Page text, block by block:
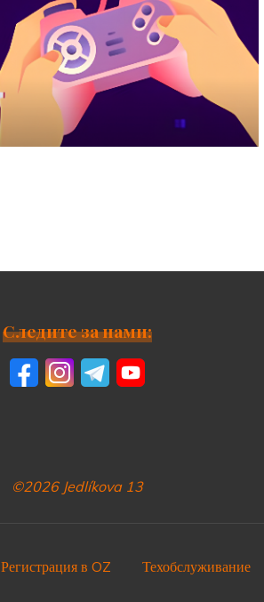
Следите за нами:
©2026 Jedlíkova 13
Регистрация в OZ Техобслуживание